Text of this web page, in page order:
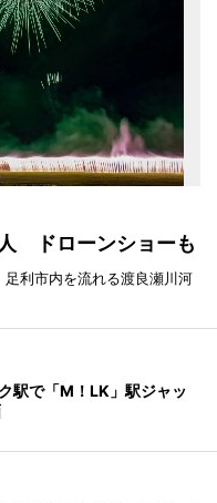
ドローンショーも
足利市内を流れる渡良瀬川河
駅で「M！LK」駅ジャッ